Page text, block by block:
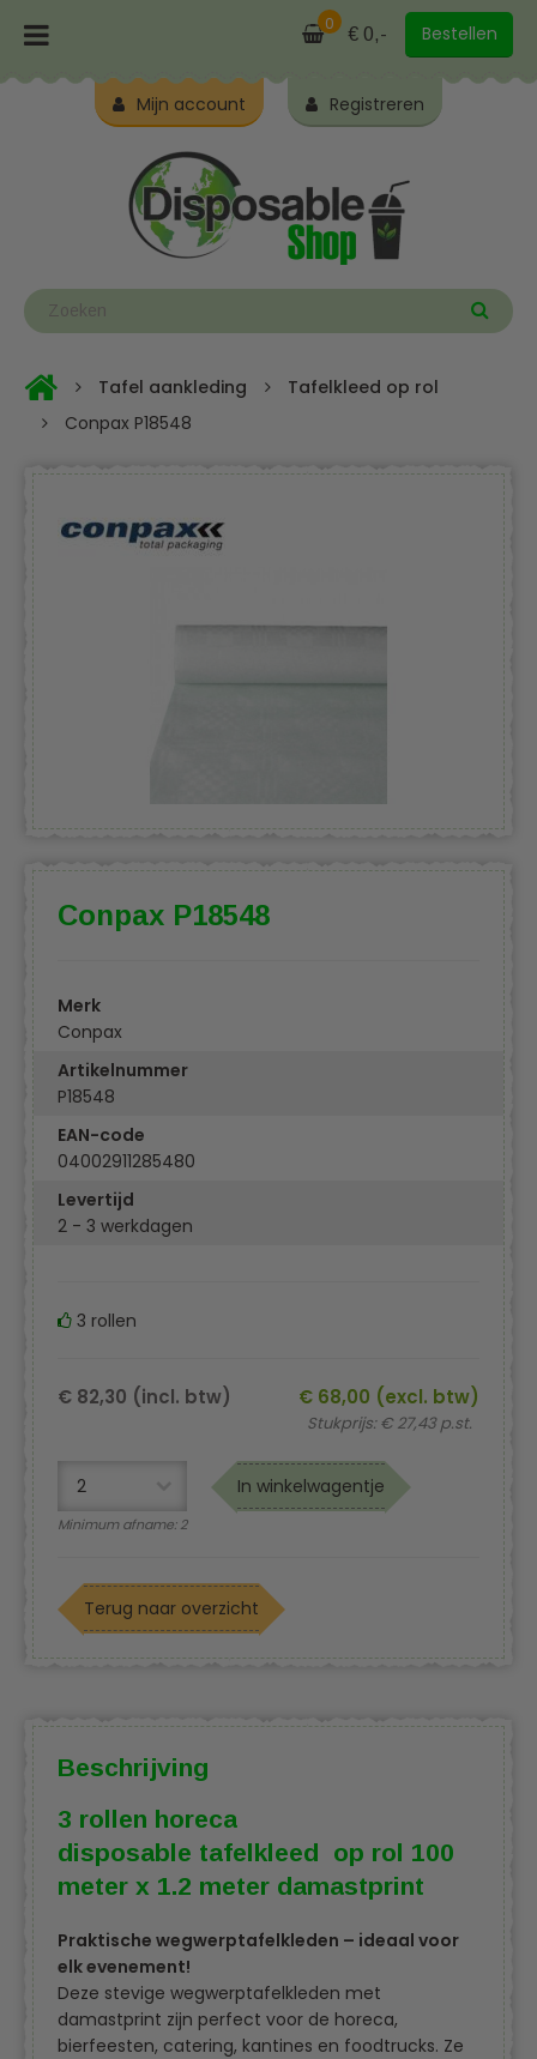
0 € 0,- Bestellen
Mijn account Registreren
Tafel aankleding
Tafelkleed op rol
Conpax P18548
Conpax P18548
Merk
Conpax
Artikelnummer
P18548
EAN-code
04002911285480
Levertijd
2 - 3 werkdagen
3 rollen
€ 68,00 (excl. btw)
Stukprijs: € 27,43 p.st.
€ 82,30 (incl. btw)
Minimum afname: 2
In winkelwagentje
Terug naar overzicht
Beschrijving
3 rollen horeca
disposable tafelkleed op rol 100
meter x 1.2 meter damastprint
Praktische wegwerptafelkleden – ideaal voor
elk evenement!
Deze stevige wegwerptafelkleden met
damastprint zijn perfect voor de horeca,
bierfeesten, catering, kantines en foodtrucks. Ze